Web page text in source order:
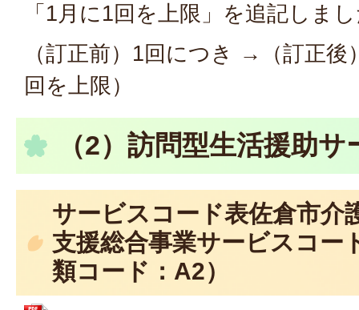
「1月に1回を上限」を追記しま
（訂正前）1回につき →（訂正
回を上限）
（2）訪問型生活援助サ
サービスコード表佐倉市介
支援総合事業サービスコー
類コード：A2）